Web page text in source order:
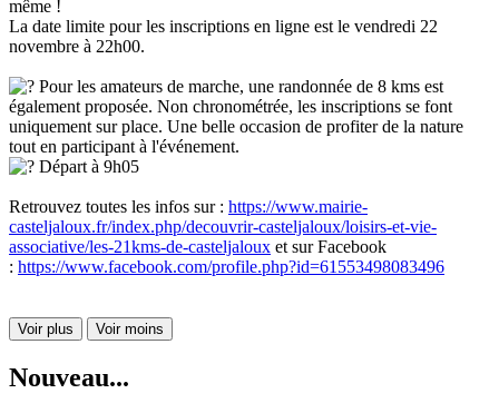
même !
La date limite pour les inscriptions en ligne est le vendredi 22
novembre à 22h00.
Pour les amateurs de marche, une randonnée de 8 kms est
également proposée. Non chronométrée, les inscriptions se font
uniquement sur place. Une belle occasion de profiter de la nature
tout en participant à l'événement.
Départ à 9h05
Retrouvez toutes les infos sur : https://www.mairie-
casteljaloux.fr/index.php/decouvrir-casteljaloux/loisirs-et-vie-
associative/les-21kms-de-casteljaloux et sur Facebook
: https://www.facebook.com/profile.php?id=61553498083496
Voir plus Voir moins
Nouveau...